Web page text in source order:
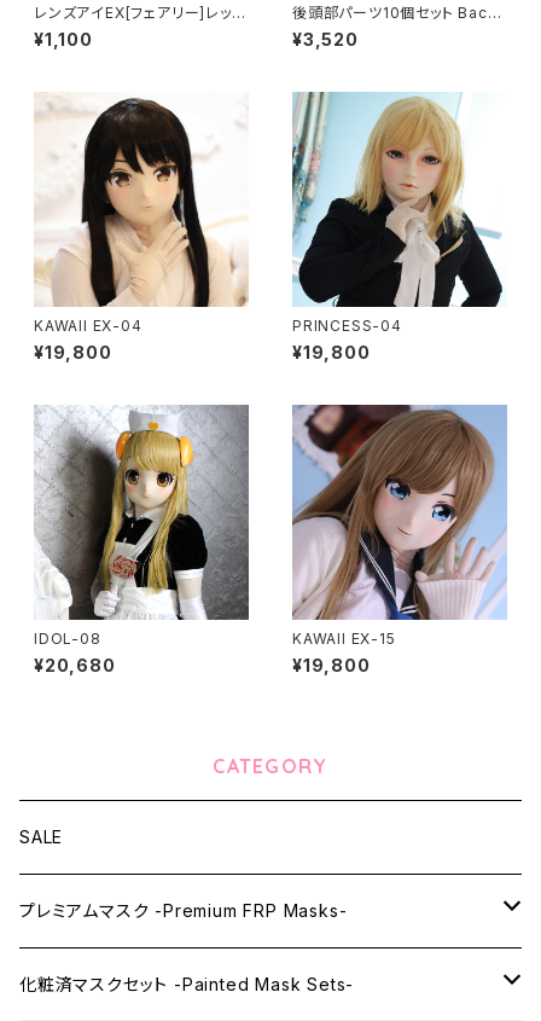
レンズアイEX[フェアリー]レッド
Lens Eye EX[FAIRY]red
¥1,100
後頭部パーツ10個セット Back
of head part 10 pieces set
¥3,520
KAWAII EX-04
¥19,800
PRINCESS-04
¥19,800
IDOL-08
¥20,680
KAWAII EX-15
¥19,800
CATEGORY
SALE
プレミアムマスク -Premium FRP Masks-
KAWAII PREMIUM Mask & Wig Sets
化粧済マスクセット -Painted Mask Sets-